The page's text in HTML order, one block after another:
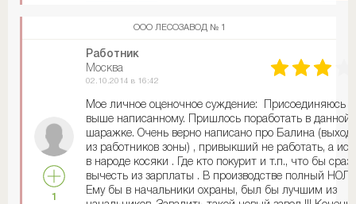
прокуратуры иначе зарплату не увидите.
Не бывало и не будет. Только если руководство
поменяют
ООО ЛЕСОЗАВОД № 1
1
Работник
Москва
02.10.2014 в 16:42
Мое личное оценочное суждение: Присоединяюсь к
выше написанному. Пришлось поработать в данной
шаражке. Очень верно написано про Балина
из работников зоны) , привыкший не работать, а
в народе косяки . Где кто покурит и т.п., что бы сразу
вычесть из зарплаты . В производстве полный НОЛЬ
Ему бы в начальники охраны, был бы лучшим из